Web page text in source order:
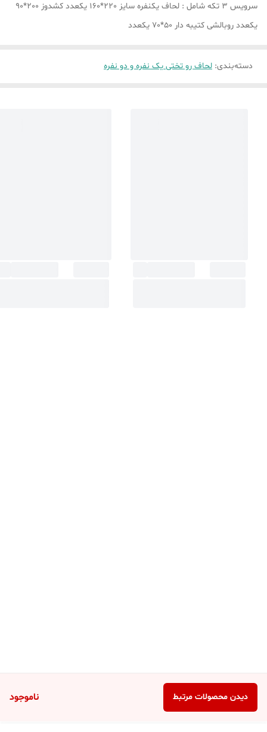
ناموجود دیدن محصولات مرتبط
سرویس 3 تکه شامل : لحاف یکنفره سایز 220*160 یکعدد کشدوز 200*90
یکعدد روبالشی کتیبه دار 50*70 یکعدد
دسته‌بندی: لحاف رو تختی یک نفره و دو نفره